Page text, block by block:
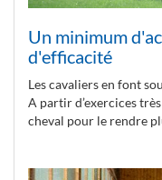
Un minimum
d'efficacité
Les cavaliers en font
A partir d’exercices
cheval pour le rendre